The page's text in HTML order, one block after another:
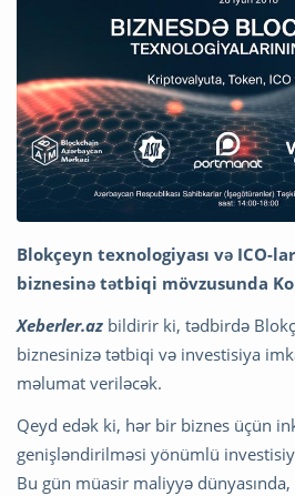
Blokçeyn texnologiyası və ICO-
biznesinə tətbiqi mövzusunda
Xeberler.az bildirir ki, tədbirdə
biznesinizə tətbiqi və investisiya
məlumat veriləcək.
Qeyd edək ki, hər bir biznes üçün
genişləndirilməsi yönümlü
Bu gün müasir maliyyə